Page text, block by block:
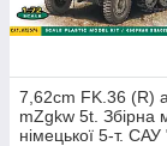
7,62cm FK.36 (R)
mZgkw 5t. Збірна
німецької 5-т. САУ